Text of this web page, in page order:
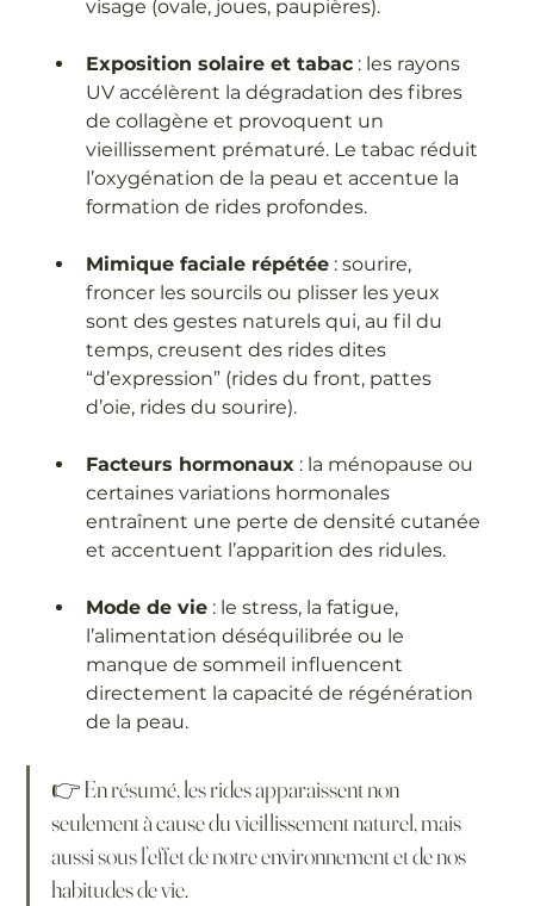
visage (ovale, joues, paupières).
Exposition solaire et tabac : les rayons
UV accélèrent la dégradation des fibres
de collagène et provoquent un
vieillissement prématuré. Le tabac réduit
l’oxygénation de la peau et accentue la
formation de rides profondes.
Mimique faciale répétée : sourire,
froncer les sourcils ou plisser les yeux
sont des gestes naturels qui, au fil du
temps, creusent des rides dites
“d’expression” (rides du front, pattes
d’oie, rides du sourire).
Facteurs hormonaux : la ménopause ou
certaines variations hormonales
entraînent une perte de densité cutanée
et accentuent l’apparition des ridules.
Mode de vie : le stress, la fatigue,
l’alimentation déséquilibrée ou le
manque de sommeil influencent
directement la capacité de régénération
de la peau.
👉 En résumé, les rides apparaissent non
seulement à cause du vieillissement naturel, mais
aussi sous l’effet de notre environnement et de nos
habitudes de vie.